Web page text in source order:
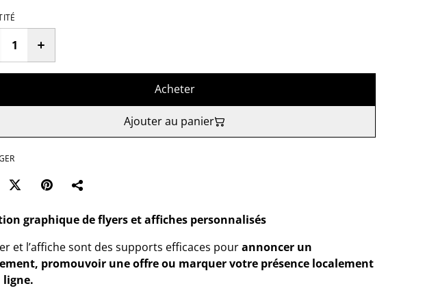
Acheter
Ajouter au panier
graphique de flyers et affiches personnalisés
et l’affiche sont des supports efficaces pourannoncer un
promouvoir une offre ou marquer votre présence localement
ligne.